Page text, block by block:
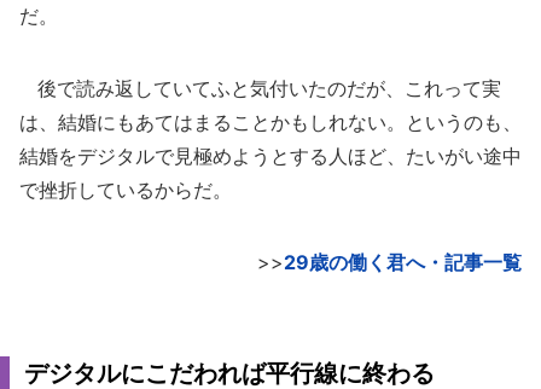
だ。
後で読み返していてふと気付いたのだが、これって実
は、結婚にもあてはまることかもしれない。というのも、
結婚をデジタルで見極めようとする人ほど、たいがい途中
で挫折しているからだ。
>>29歳の働く君へ・記事一覧
デジタルにこだわれば平行線に終わる